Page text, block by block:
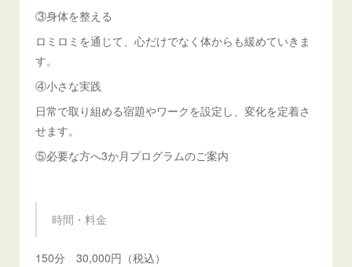
③身体を整える
ロミロミを通じて、心だけでなく体からも緩めていきま
す。
④小さな実践
日常で取り組める宿題やワークを設定し、変化を定着さ
せます。
⑤必要な方へ3か月プログラムのご案内
時間・料金
150分 30,000円（税込）